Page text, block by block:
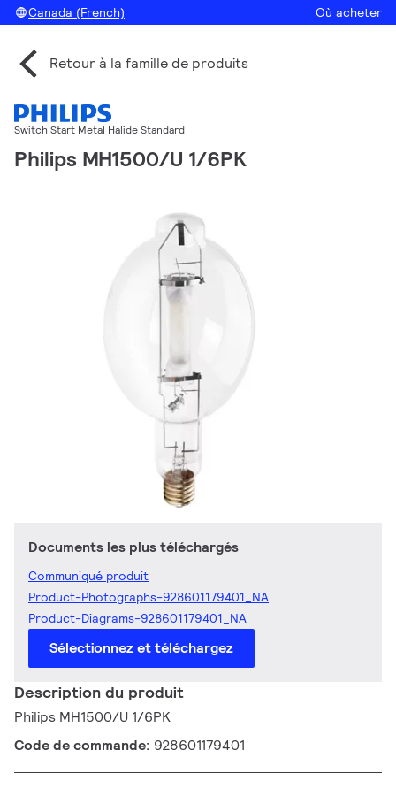
Canada (French) Où acheter
Retour à la famille de produits
Switch Start Metal Halide Standard
Philips MH1500/U 1/6PK
Documents les plus téléchargés
Communiqué produit
Product-Photographs-928601179401_NA
Product-Diagrams-928601179401_NA
Sélectionnez et téléchargez
Description du produit
Philips MH1500/U 1/6PK
Code de commande: 928601179401